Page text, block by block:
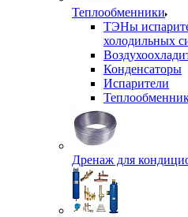
Теплообменники
ТЭНы
холодильных
Конденсаторы
Испарители
Дренаж для